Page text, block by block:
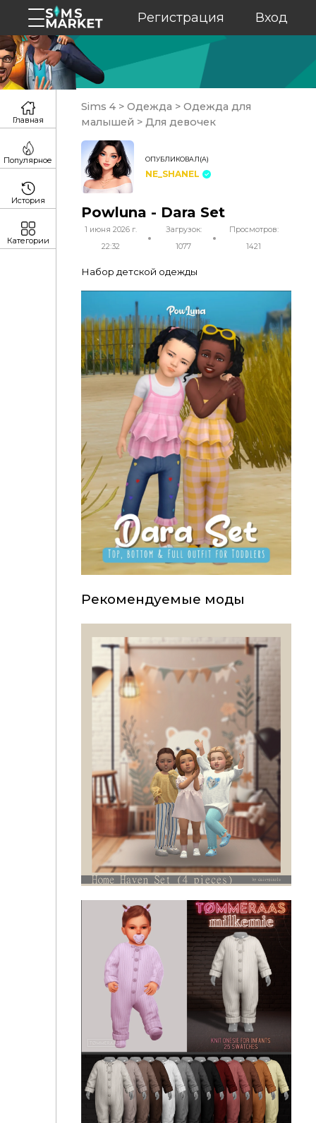
Регистрация Вход
Sims 4 > Одежда > Одежда для
малышей > Для девочек
ОПУБЛИКОВАЛ(А)
NE_SHANEL
Powluna - Dara Set
1 июня 2026 г.
22:32
Загрузок:
1077
Просмотров:
1421
Набор детской одежды
Рекомендуемые моды
Главная
Популярное
История
Категории